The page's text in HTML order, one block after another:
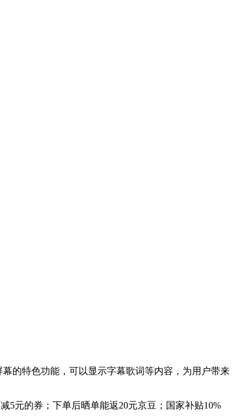
的特色功能，可以显示字幕歌词等内容，为用户带来
5元的券；下单后晒单能返20元京豆；国家补贴10%